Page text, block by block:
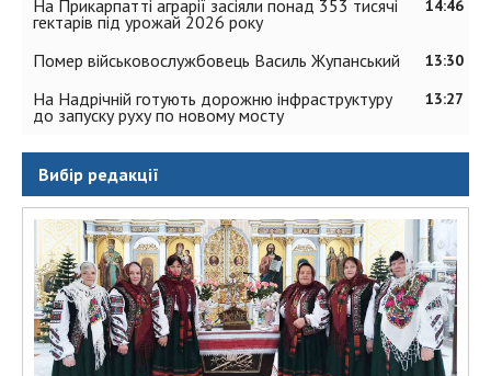
14:46
На Прикарпатті аграрії засіяли понад 353 тисячі
гектарів під урожай 2026 року
13:30
Помер військовослужбовець Василь Жупанський
13:27
На Надрічній готують дорожню інфраструктуру
до запуску руху по новому мосту
Вибір редакції